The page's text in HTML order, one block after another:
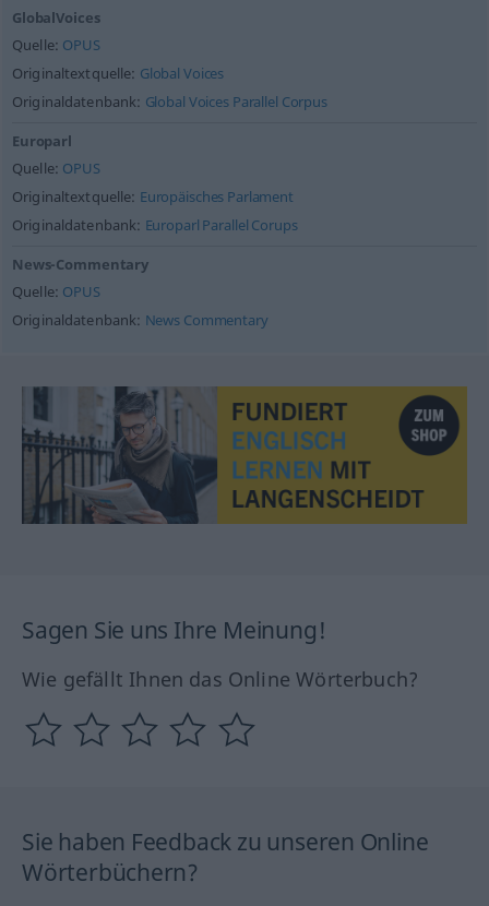
GlobalVoices
Quelle: OPUS
Originaltextquelle: Global Voices
Originaldatenbank: Global Voices Parallel Corpus
Europarl
Quelle: OPUS
Originaltextquelle: Europäisches Parlament
Originaldatenbank: Europarl Parallel Corups
News-Commentary
Quelle: OPUS
Originaldatenbank: News Commentary
Sagen Sie uns Ihre Meinung!
Wie gefällt Ihnen das Online Wörterbuch?
Sie haben Feedback zu unseren Online
Wörterbüchern?